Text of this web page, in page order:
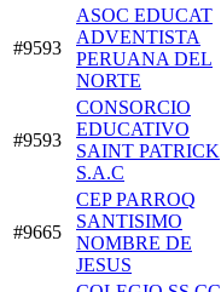
#9593
ASOC EDUCAT
ADVENTISTA
PERUANA DEL
NORTE
#9593
CONSORCIO
EDUCATIVO
SAINT PATRICK
S.A.C
#9665
CEP PARROQ
SANTISIMO
NOMBRE DE
JESUS